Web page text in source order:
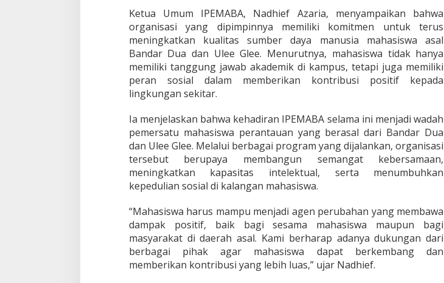
i
s
w
a
u
t
D
a
e
r
a
h
Ketua Umum IPEMABA, Nadhief Azaria, menyampaikan bahwa
organisasi yang dipimpinnya memiliki komitmen untuk terus
meningkatkan kualitas sumber daya manusia mahasiswa asal
Bandar Dua dan Ulee Glee. Menurutnya, mahasiswa tidak hanya
memiliki tanggung jawab akademik di kampus, tetapi juga memiliki
peran sosial dalam memberikan kontribusi positif kepada
lingkungan sekitar.
Ia menjelaskan bahwa kehadiran IPEMABA selama ini menjadi wadah
pemersatu mahasiswa perantauan yang berasal dari Bandar Dua
dan Ulee Glee. Melalui berbagai program yang dijalankan, organisasi
tersebut berupaya membangun semangat kebersamaan,
meningkatkan kapasitas intelektual, serta menumbuhkan
kepedulian sosial di kalangan mahasiswa.
“Mahasiswa harus mampu menjadi agen perubahan yang membawa
dampak positif, baik bagi sesama mahasiswa maupun bagi
masyarakat di daerah asal. Kami berharap adanya dukungan dari
berbagai pihak agar mahasiswa dapat berkembang dan
memberikan kontribusi yang lebih luas,” ujar Nadhief.